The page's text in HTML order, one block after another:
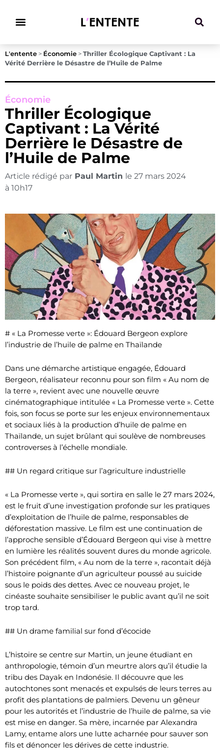
L'entente > Économie > Thriller Écologique Captivant : La
Vérité Derrière le Désastre de l’Huile de Palme
Économie
Thriller Écologique
Captivant : La Vérité
Derrière le Désastre de
l’Huile de Palme
Article rédigé par Paul Martin le 27 mars 2024
à 10h17
# « La Promesse verte »: Édouard Bergeon explore
l’industrie de l’huile de palme en Thaïlande
Dans une démarche artistique engagée, Édouard
Bergeon, réalisateur reconnu pour son film « Au nom de
la terre », revient avec une nouvelle œuvre
cinématographique intitulée « La Promesse verte ». Cette
fois, son focus se porte sur les enjeux environnementaux
et sociaux liés à la production d’huile de palme en
Thaïlande, un sujet brûlant qui soulève de nombreuses
controverses à l’échelle mondiale.
## Un regard critique sur l’agriculture industrielle
« La Promesse verte », qui sortira en salle le 27 mars 2024,
est le fruit d’une investigation profonde sur les pratiques
d’exploitation de l’huile de palme, responsables de
déforestation massive. Le film est une continuation de
l’approche sensible d’Édouard Bergeon qui vise à mettre
en lumière les réalités souvent dures du monde agricole.
Son précédent film, « Au nom de la terre », racontait déjà
l’histoire poignante d’un agriculteur poussé au suicide
sous le poids des dettes. Avec ce nouveau projet, le
cinéaste souhaite sensibiliser le public avant qu’il ne soit
trop tard.
## Un drame familial sur fond d’écocide
L’histoire se centre sur Martin, un jeune étudiant en
anthropologie, témoin d’un meurtre alors qu’il étudie la
tribu des Dayak en Indonésie. Il découvre que les
autochtones sont menacés et expulsés de leurs terres au
profit des plantations de palmiers. Devenu un gêneur
pour les autorités et l’industrie de l’huile de palme, sa vie
est mise en danger. Sa mère, incarnée par Alexandra
Lamy, entame alors une lutte acharnée pour sauver son
fils et dénoncer les dérives de cette industrie.